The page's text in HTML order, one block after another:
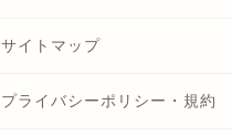
サイトマップ
プライバシーポリシー・規約